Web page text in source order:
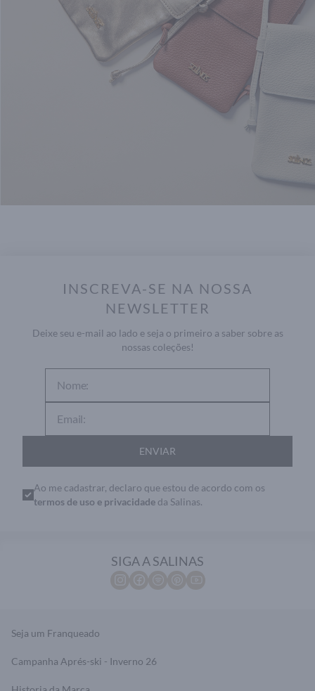
INSCREVA-SE NA NOSSA
NEWSLETTER
Deixe seu e-mail ao lado e seja o primeiro a saber sobre as
nossas coleções!
ENVIAR
Ao me cadastrar, declaro que estou de acordo com os
termos de uso e privacidade da Salinas.
SIGA A SALINAS
Seja um Franqueado
Campanha Aprés-ski - Inverno 26